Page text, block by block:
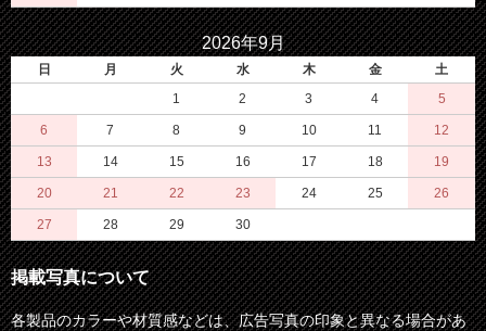
2026年9月
日 月 火 水 木 金
土
1
2 3 4 5
6 7 8 9 10 11 12
13 14 15 16 17 18 19
20 21 22 23 24 25 26
27 28 29 30
掲載写真について
各製品のカラーや材質感などは、広告写真の印象と異なる場合があ